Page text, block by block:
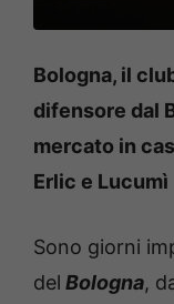
Bologna, il
difensore dal
mercato in
Erlic e Lucumì
Sono giorni
del Bologna,